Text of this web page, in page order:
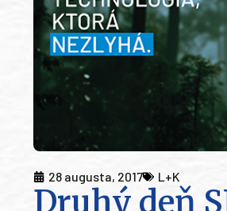
28 augusta, 2017 L+K
Druhý deň